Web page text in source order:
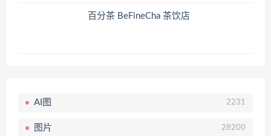
百分茶 BeFineCha 茶饮店
AI图 2231
图片 28200